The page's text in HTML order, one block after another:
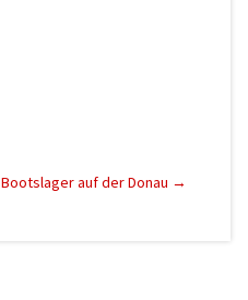
Bootslager auf der Donau →